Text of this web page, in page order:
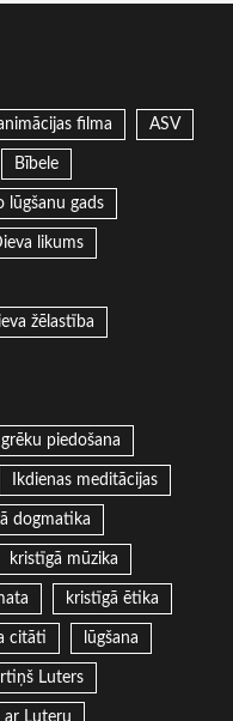
filma ASV
Bībele
lūgšanu gads
likums
žēlastība
grēku piedošana
Ikdienas meditācijas
dogmatika
kristīgā mūzika
kristīgā ētika
citāti lūgšana
Luters
ar Luteru